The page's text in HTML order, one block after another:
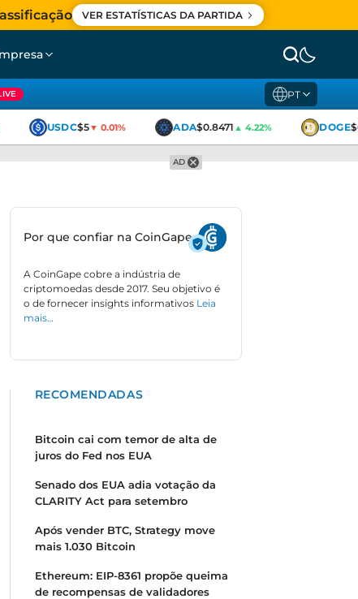
VER ESTATÍSTICAS DA PARTIDA
PT
USDC$5▼ 0.01% ADA$0.8471▲ 4.22% DOGE
AD
Por que confiar na CoinGape
A CoinGape cobre a indústria de
criptomoedas desde 2017. Seu objetivo é
o de fornecer insights informativos Leia
mais…
RECOMENDADAS
Bitcoin cai com temor de alta de
juros do Fed nos EUA
Senado dos EUA adia votação da
CLARITY Act para setembro
Após vender BTC, Strategy move
mais 1.030 Bitcoin
Ethereum: EIP-8361 propõe queima
de recompensas de validadores